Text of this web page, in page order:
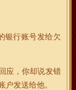
银行账号发给欠
应，你却说发错
户发送给他。